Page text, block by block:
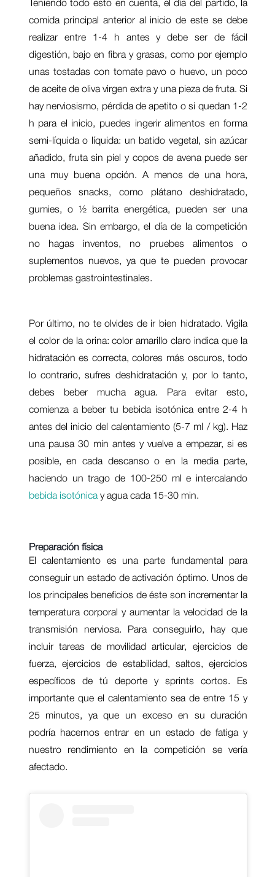
Teniendo todo esto en cuenta, el día del partido, la
comida principal anterior al inicio de este se debe
realizar entre 1-4 h antes y debe ser de fácil
digestión, bajo en fibra y grasas, como por ejemplo
unas tostadas con tomate pavo o huevo, un poco
de aceite de oliva virgen extra y una pieza de fruta. Si
hay nerviosismo, pérdida de apetito o si quedan 1-2
h para el inicio, puedes ingerir alimentos en forma
semi-líquida o líquida: un batido vegetal, sin azúcar
añadido, fruta sin piel y copos de avena puede ser
una muy buena opción. A menos de una hora,
pequeños snacks, como plátano deshidratado,
gumies, o ½ barrita energética, pueden ser una
buena idea. Sin embargo, el día de la competición
no hagas inventos, no pruebes alimentos o
suplementos nuevos, ya que te pueden provocar
problemas gastrointestinales.
Por último, no te olvides de ir bien hidratado. Vigila
el color de la orina: color amarillo claro indica que la
hidratación es correcta, colores más oscuros, todo
lo contrario, sufres deshidratación y, por lo tanto,
debes beber mucha agua. Para evitar esto,
comienza a beber tu bebida isotónica entre 2-4 h
antes del inicio del calentamiento (5-7 ml / kg). Haz
una pausa 30 min antes y vuelve a empezar, si es
posible, en cada descanso o en la media parte,
haciendo un trago de 100-250 ml e intercalando
bebida isotónicay agua cada 15-30 min.
Preparación física
El calentamiento es una parte fundamental para
conseguir un estado de activación óptimo. Unos de
los principales beneficios de éste son incrementar la
temperatura corporal y aumentar la velocidad de la
transmisión nerviosa. Para conseguirlo, hay que
incluir tareas de movilidad articular, ejercicios de
fuerza, ejercicios de estabilidad, saltos, ejercicios
específicos de tú deporte y sprints cortos. Es
importante que el calentamiento sea de entre 15 y
25 minutos, ya que un exceso en su duración
podría hacernos entrar en un estado de fatiga y
nuestro rendimiento en la competición se vería
afectado.